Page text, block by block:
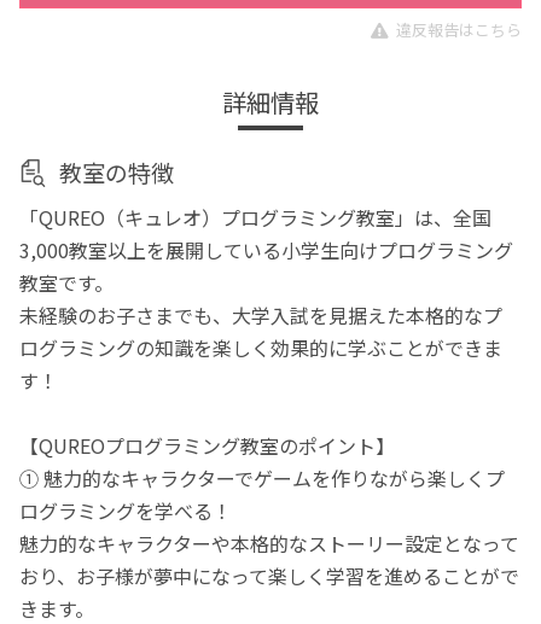
違反報告はこちら
詳細情報
教室の特徴
「QUREO（キュレオ）プログラミング教室」は、全国
3,000教室以上を展開している小学生向けプログラミング
教室です。
未経験のお子さまでも、大学入試を見据えた本格的なプ
ログラミングの知識を楽しく効果的に学ぶことができま
す！
【QUREOプログラミング教室のポイント】
① 魅力的なキャラクターでゲームを作りながら楽しくプ
ログラミングを学べる！
魅力的なキャラクターや本格的なストーリー設定となって
おり、お子様が夢中になって楽しく学習を進めることがで
きます。